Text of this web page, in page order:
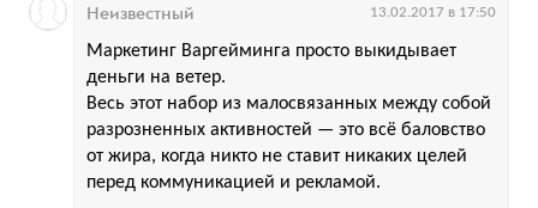
Маркетинг Варгейминга просто выкидывает
деньги на ветер.
Весь этот набор из малосвязанных между собой
разрозненных активностей — это всё баловство
от жира, когда никто не ставит никаких целей
перед коммуникацией и рекламой.
Неизвестный 13.02.2017 в 17:50